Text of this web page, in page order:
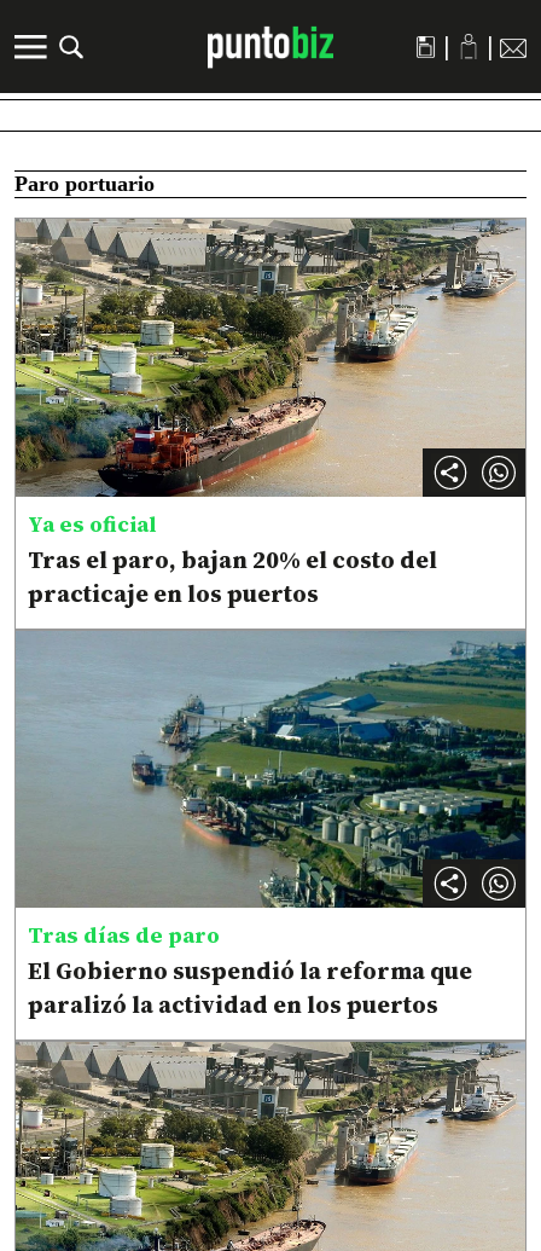
| |
Paro portuario
Ya es oficial
Tras el paro, bajan 20% el costo del
practicaje en los puertos
Tras días de paro
El Gobierno suspendió la reforma que
paralizó la actividad en los puertos